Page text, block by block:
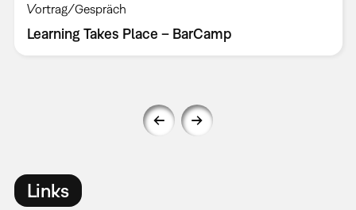
Vortrag/Gespräch
Learning Takes Place – BarCamp
Links